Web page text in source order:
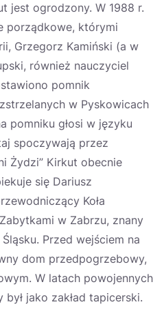
jest ogrodzony. W 1988 r.
porządkowe, którymi
Grzegorz Kamiński (a w
również nauczyciel
pomnik
w Pyskowicach
pomniku głosi w języku
spoczywają przez
Żydzi” Kirkut obecnie
się Dariusz
Koła
w Zabrzu, znany
Przed wejściem na
dom przedpogrzebowy,
W latach powojennych
jako zakład tapicerski.